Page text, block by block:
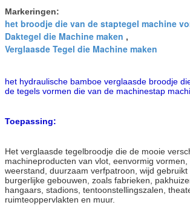
Markeringen:
het broodje die van de staptegel machine
Daktegel die Machine maken ,
Verglaasde Tegel die Machine maken
het hydraulische bamboe verglaasde broodje
de tegels vormen die van de machinestap
Toepassing:
Het verglaasde tegelbroodje die de mooie
machineproducten van vlot, eenvormig
weerstand, duurzaam verfpatroon, wijd gebruikt
burgerlijke gebouwen, zoals fabrieken,
hangaars, stadions, tentoonstellingszalen,
ruimteoppervlakten en muur.